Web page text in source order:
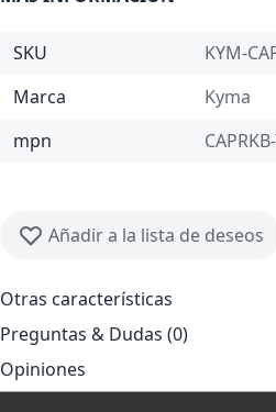
SKU
KYM-
Marca
Kyma
mpn
Añadir a la lista de deseos
Otras características
Preguntas & Dudas (0)
Opiniones